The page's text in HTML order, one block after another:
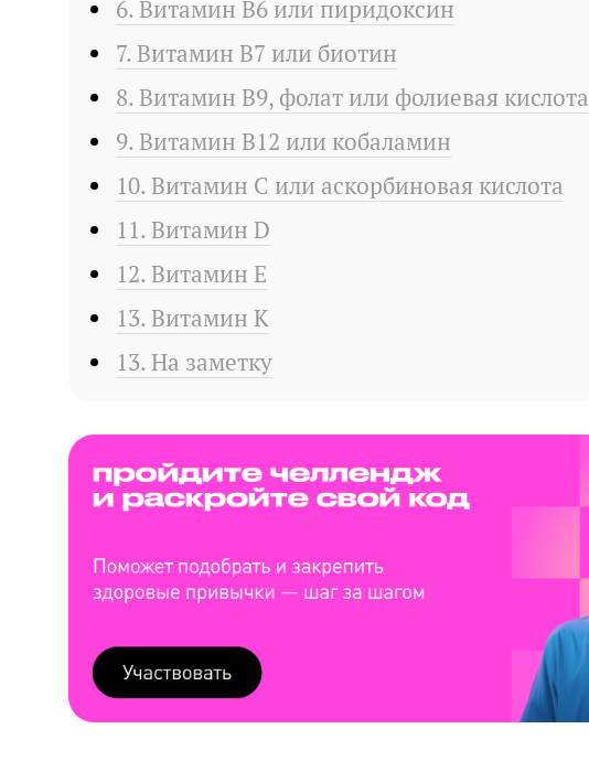
6. Витамин В6 или пиридоксин
7. Витамин В7 или биотин
8. Витамин В9, фолат или фолиевая кислота
9. Витамин В12 или кобаламин
10. Витамин С или аскорбиновая кислота
11. Витамин D
12. Витамин Е
13. Витамин К
13. На заметку